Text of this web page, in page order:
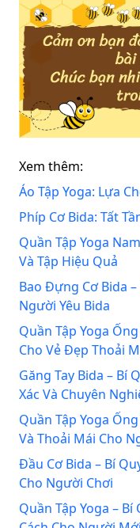
Xem thêm:
Áo Tập Yoga: Lựa
Phíp Cơ Bida: Tất
Quần Tập Yoga
Và Tập Hiệu Quả
Bao Đựng Cơ Bida
Người Yêu Bida
Quần Tập Yoga
Cho Vẻ Đẹp Thoải
Găng Tay Bida – Bí
Xác Và Chuyên
Quần Tập Yoga
Và Thoải Mái Cho
Đầu Cơ Bida – Bí
Cho Người Chơi
Quần Tập Yoga –